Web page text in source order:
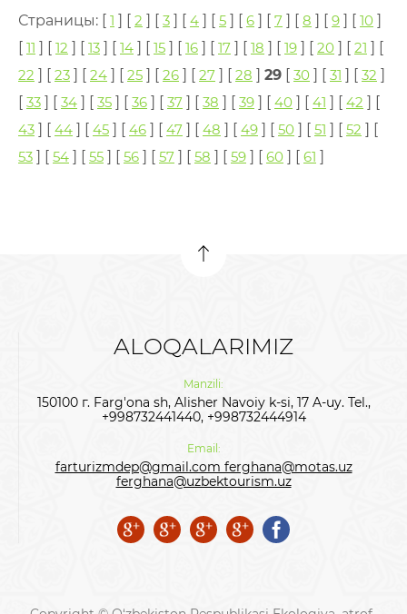
Страницы: [ 1 ] [ 2 ] [ 3 ] [ 4 ] [ 5 ] [ 6 ] [ 7 ] [ 8 ] [ 9 ] [ 10 ]
[ 11 ] [ 12 ] [ 13 ] [ 14 ] [ 15 ] [ 16 ] [ 17 ] [ 18 ] [ 19 ] [ 20 ] [ 21 ] [
22 ] [ 23 ] [ 24 ] [ 25 ] [ 26 ] [ 27 ] [ 28 ] 29 [ 30 ] [ 31 ] [ 32 ]
[ 33 ] [ 34 ] [ 35 ] [ 36 ] [ 37 ] [ 38 ] [ 39 ] [ 40 ] [ 41 ] [ 42 ] [
43 ] [ 44 ] [ 45 ] [ 46 ] [ 47 ] [ 48 ] [ 49 ] [ 50 ] [ 51 ] [ 52 ] [
53 ] [ 54 ] [ 55 ] [ 56 ] [ 57 ] [ 58 ] [ 59 ] [ 60 ] [ 61 ]
ALOQALARIMIZ
Manzili:
150100 г. Farg'ona sh, Alisher Navoiy k-si, 17 A-uy. Tel.,
+998732441440, +998732444914
Email:
farturizmdep@gmail.com ferghana@motas.uz
ferghana@uzbektourism.uz